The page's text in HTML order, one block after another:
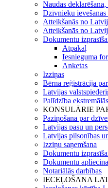
Naudas
Dzīvnieku
Atteikšanās no
Atteikšanās no
Dokumentu
Atpakaļ
Iesnieguma
Anketas
Izziņas
Bērna reģistrācija
Latvijas
Palīdzība
KONSULĀRIE
Paziņošana par
Latvijas pasu un
Latvijas pilsonības
Izziņu saņemšana
Dokumentu
Dokumentu
Notariālās darbības
IECEĻOŠANA